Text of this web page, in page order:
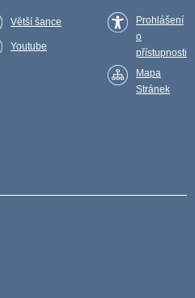
Větší šance
Youtube
Prohlášení
o
přístupnosti
Mapa
Stránek